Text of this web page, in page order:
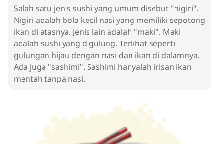
20.spicy [adj]/ˈspaɪsi/
pedas
21.protein / ˈpɹoʊˌtin
protein
22.vitamin n]/ˈvaɪtəmən
vitamin
restaurant
restoran
Salah satu jenis sushi yang umum disebut "nigiri".
Nigiri adalah bola kecil nasi yang memiliki sepotong
ikan di atasnya. Jenis lain adalah "maki". Maki
adalah sushi yang digulung. Terlihat seperti
gulungan hijau dengan nasi dan ikan di dalamnya.
Ada juga "sashimi". Sashimi hanyalah irisan ikan
mentah tanpa nasi.